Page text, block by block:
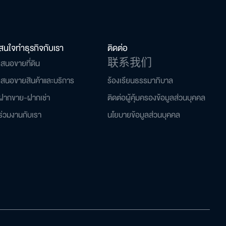
นใจทำธุรกิจกับเรา
สนอขายที่ดิน
สนอขายสินค้าและบริการ
ากขาย-ฝากเช่า
วมงานกับเรา
ติดต่อ
联系我们
ร้องเรียนธรรมาภิบาล
ติดต่อผู้คุ้มครองข้อมูลส่วนบุคคล
นโยบายข้อมูลส่วนบุคคล
ล